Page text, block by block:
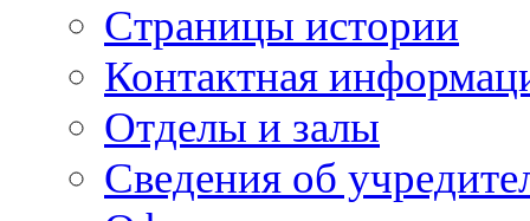
Страницы истории
Контактная
Отделы и залы
Сведения об